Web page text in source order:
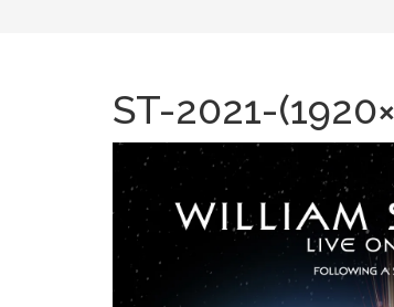
ST-2021-